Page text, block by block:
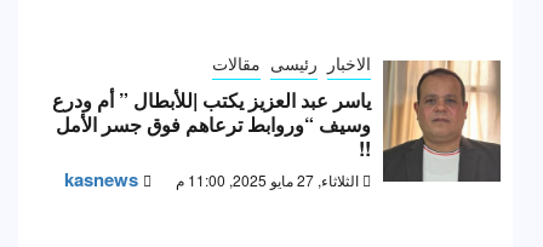
الاخبار رئيسى مقالات
ياسر عبد العزيز يكتب |للأبطال ” أم ودرع
وسيف “وروابط ترعاهم فوق جسر الأمل
!!
الثلاثاء, 27 مايو 2025, 11:00 م kasnews